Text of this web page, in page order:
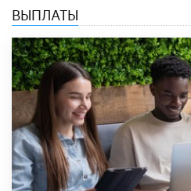
ВЫПЛАТЫ